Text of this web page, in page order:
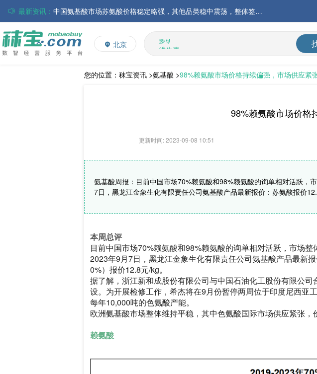
最新资讯：
中国氨基酸市场苏氨酸价格稳定略强，其他品类稳中震荡，整体签单清淡；欧洲物流成本进一步上升
磷酸氢钙市场行情走弱；小苏打和乳清粉市场价格稳定运行
帝斯曼-芬美意发布2026年上半年业绩
巴斯夫集团发布2026年第二季度财务报告
丸红株式会社发布截至2026年6月30日前3个月的合并财务报告
住友化学公布2026财年第一季度业绩
北京
L-赖氨酸硫酸盐
多维
多矿
维生素
饲料添加剂
您的位置： 秣宝资讯 >氨基酸 >98%赖氨酸市场价格持续偏强，市场供应紧
98%赖氨酸市场价格
更新时间: 2023-09-08 10:51
氨基酸周报：目前中国市场70%赖氨酸和98%赖氨酸的询单相对活跃，
7日，黑龙江金象生化有限责任公司氨基酸产品最新报价：苏氨酸报价
本周总评
目前中国市场70%赖氨酸和98%赖氨酸的询单相对活跃，市场
2023年9月7日，黑龙江金象生化有限责任公司氨基酸产品最新
0%）报价12.8元/kg。
据了解，浙江新和成股份有限公司与中国石油化工股份有限公
设。为开展检修工作，希杰将在9月份暂停两周位于印度尼西亚
每年10,000吨的色氨酸产能。
欧洲氨基酸市场整体维持平稳，其中色氨酸国际市场供应紧张，
赖氨酸